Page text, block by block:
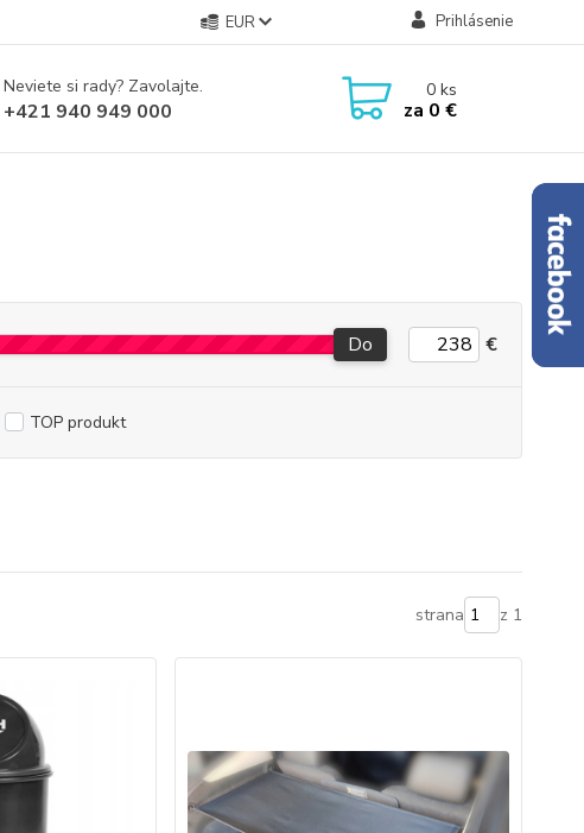
EUR Prihlásenie
Neviete si rady? Zavolajte.
+421 940 949 000
0ks
za 0 €
Do €
TOP produkt
strana z 1